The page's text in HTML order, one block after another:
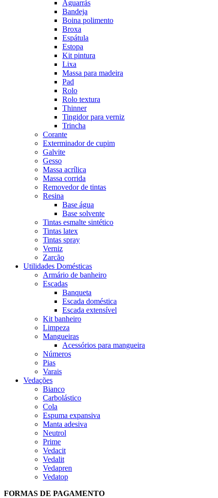
Aguarrás
Bandeja
Boina polimento
Broxa
Espátula
Estopa
Kit pintura
Lixa
Massa para madeira
Pad
Rolo
Rolo textura
Thinner
Tingidor para verniz
Trincha
Corante
Exterminador de cupim
Galvite
Gesso
Massa acrílica
Massa corrida
Removedor de tintas
Resina
Base água
Base solvente
Tintas esmalte sintético
Tintas latex
Tintas spray
Verniz
Zarcão
Utilidades Domésticas
Armário de banheiro
Escadas
Banqueta
Escada doméstica
Escada extensível
Kit banheiro
Limpeza
Mangueiras
Acessórios para mangueira
Números
Pias
Varais
Vedações
Bianco
Carbolástico
Cola
Espuma expansiva
Manta adesiva
Neutrol
Prime
Vedacit
Vedalit
Vedapren
Vedatop
FORMAS DE PAGAMENTO